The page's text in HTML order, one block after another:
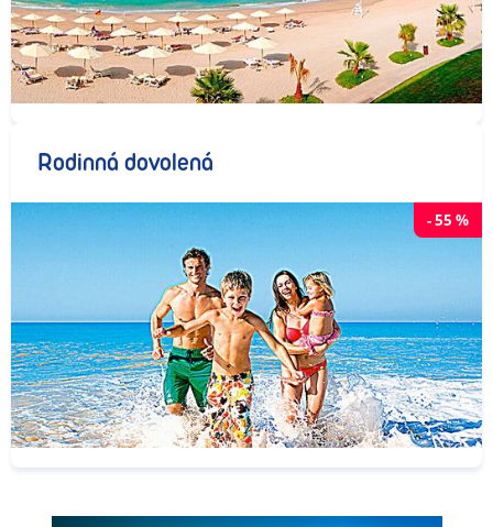
Rodinná dovolená
-55 %